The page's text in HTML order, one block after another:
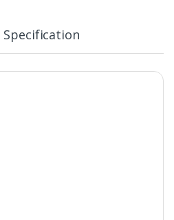
Specification